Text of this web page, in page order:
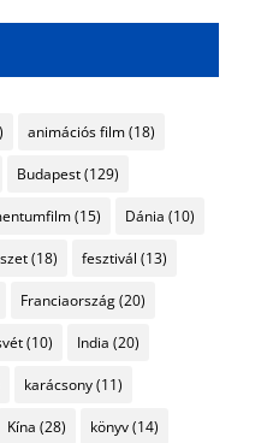
animációs film(18)
Budapest(129)
(15) Dánia (10)
(18) fesztivál (13)
Franciaország(20)
(10) India (20)
karácsony(11)
Kína (28) könyv(14)